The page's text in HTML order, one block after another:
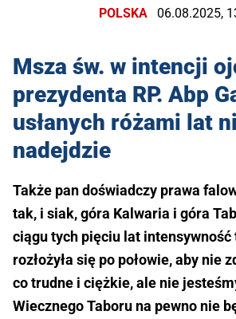
POLSKA 06.08.2025,
Msza św. w intencji
prezydenta RP. Abp
usłanych różami lat
nadejdzie
Także pan doświadczy prawa
tak, i siak, góra Kalwaria i góra
ciągu tych pięciu lat intensywność
rozłożyła się po połowie, aby nie
co trudne i ciężkie, ale nie
Wiecznego Taboru na pewno nie